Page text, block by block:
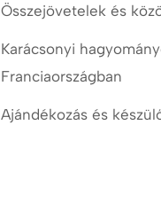
Összejövetelek és
Karácsonyi
Franciaországban
Ajándékozás és